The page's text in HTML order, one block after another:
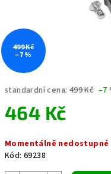
standardní cena: 499 Kč –7
464 Kč
cena:
Momentálně nedostupné
Kód: 69238
499 Kč
–7 %